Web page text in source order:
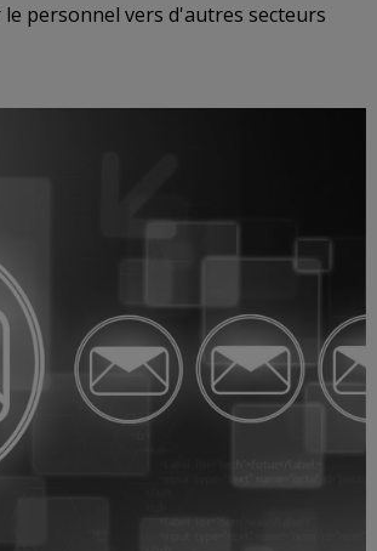
personnel vers d'autres secteurs